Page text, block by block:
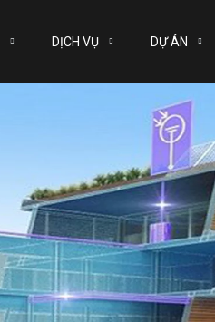
DỊCH VỤ DỰ ÁN